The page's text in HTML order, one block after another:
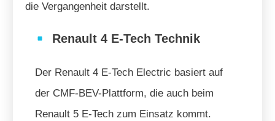
die Vergangenheit darstellt.
Renault 4 E-Tech Technik
Der Renault 4 E-Tech Electric basiert auf
der CMF-BEV-Plattform, die auch beim
Renault 5 E-Tech zum Einsatz kommt.